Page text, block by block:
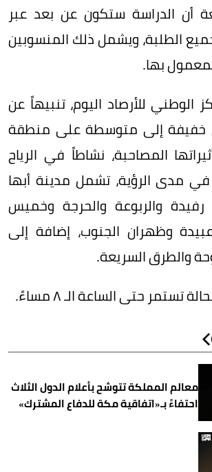
أن الدراسة ستكون عن بعد عبر
الطلبة، ويشمل ذلك المنسوبين
بها.
الوطني للأرصاد اليوم، تنبيهاً عن
خفيفة إلى متوسطة على منطقة
المصاحبة، نشاطاً في الرياح
مدى الرؤية، تشمل مدينة أبها
والربوعة والحرجة وخميس
وظهران الجنوب، إضافة إلى
والطرق السريعة.
تستمر حتى الساعة الـ ٨ مساءً.
معالم المملكة تتوشح بأعلام الدول الثلاث
احتفاءً بـ«اتفاقية مكة للدفاع المشترك»